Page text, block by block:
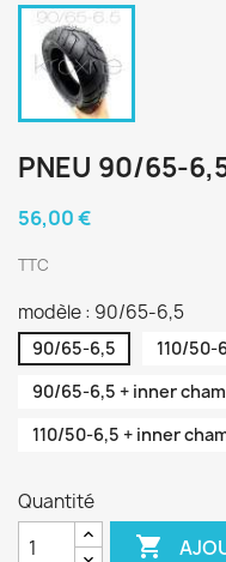
PNEU 90/65-
56,00 €
TTC
modèle : 90/65-6,5
90/65-6,5
110/50-
90/65-6,5 + inner
110/50-6,5 + inner
Quantité
